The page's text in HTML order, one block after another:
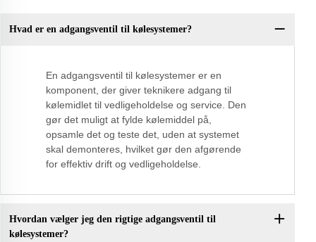
Hvad er en adgangsventil til kølesystemer?
En adgangsventil til kølesystemer er en
komponent, der giver teknikere adgang til
kølemidlet til vedligeholdelse og service. Den
gør det muligt at fylde kølemiddel på,
opsamle det og teste det, uden at systemet
skal demonteres, hvilket gør den afgørende
for effektiv drift og vedligeholdelse.
Hvordan vælger jeg den rigtige adgangsventil til
kølesystemer?